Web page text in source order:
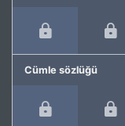
Cümle sözlüğü